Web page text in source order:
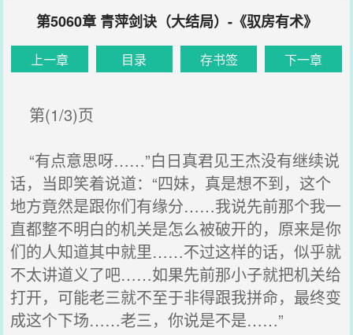
第5060章 青萍剑诀（大结局）-《驭房有术》
上一章 目录 存书签 下一章
第(1/3)页
“有点意思呀……”白日真君见王杰没有继续说
话，当即笑着说道：“四妹，真是想不到，这个
地方竟然是跟你们有缘分……我说先前那个我一
直都整不明白的机关是怎么被破开的，原来是你
们的人知道其中就里……不过这样的话，似乎就
不太讲道义了吧……如果先前那小子就把机关给
打开，可能老三就不至于非得跟我拼命，最终变
成这个下场……老三，你说是不是……”